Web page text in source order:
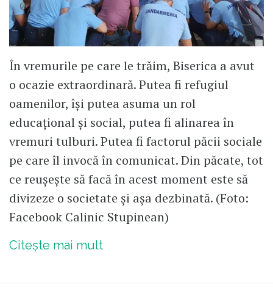
În vremurile pe care le trăim, Biserica a avut
o ocazie extraordinară. Putea fi refugiul
oamenilor, își putea asuma un rol
educațional și social, putea fi alinarea în
vremuri tulburi. Putea fi factorul păcii sociale
pe care îl invocă în comunicat. Din păcate, tot
ce reușește să facă în acest moment este să
divizeze o societate și așa dezbinată. (Foto:
Facebook Calinic Stupinean)
Citește mai mult